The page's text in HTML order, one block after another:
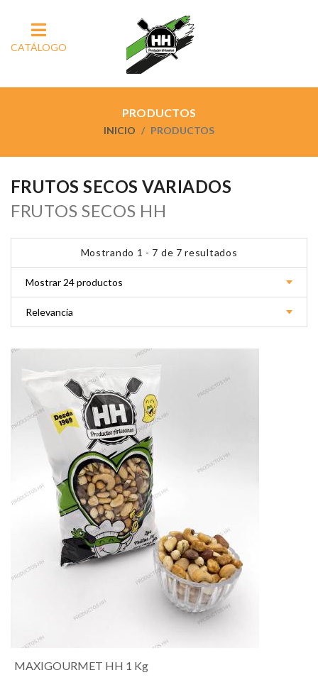
CATÁLOGO
PRODUCTOS
INICIO PRODUCTOS
FRUTOS SECOS VARIADOS
FRUTOS SECOS HH
Mostrando 1 - 7 de 7 resultados
MAXIGOURMET HH 1 Kg